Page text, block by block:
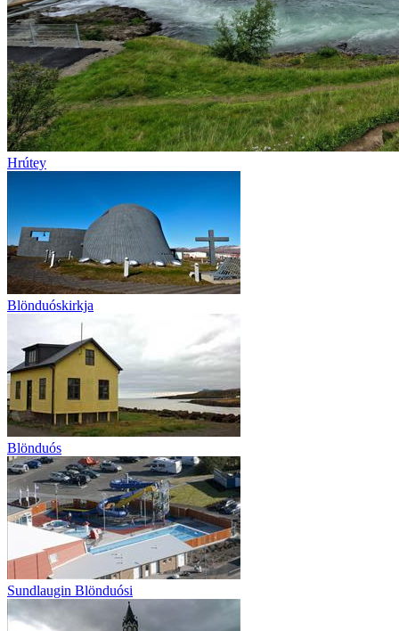
Hrútey
Blönduóskirkja
Blönduós
Sundlaugin Blönduósi